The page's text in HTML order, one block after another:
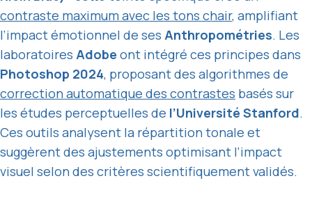
contraste maximum avec les tons chair, amplifiant
l’impact émotionnel de ses Anthropométries. Les
laboratoires Adobe ont intégré ces principes dans
Photoshop 2024, proposant des algorithmes de
correction automatique des contrastes basés sur
les études perceptuelles de l’Université Stanford.
Ces outils analysent la répartition tonale et
suggèrent des ajustements optimisant l’impact
visuel selon des critères scientifiquement validés.